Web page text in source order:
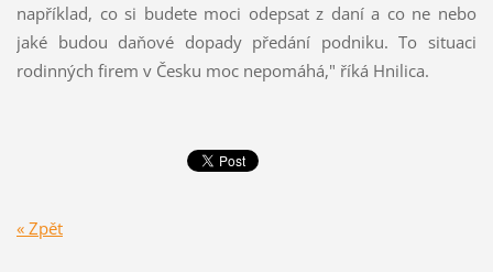
například, co si budete moci odepsat z daní a co ne nebo
jaké budou daňové dopady předání podniku. To situaci
rodinných firem v Česku moc nepomáhá," říká Hnilica.
« Zpět